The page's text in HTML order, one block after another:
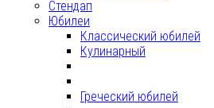
Стендап
Юбилеи
Классический юбилей
Кулинарный
Греческий юбилей